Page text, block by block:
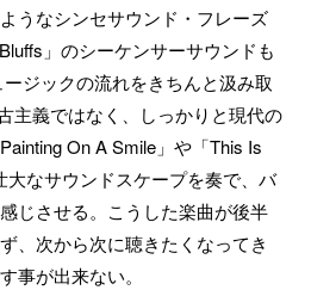
うなシンセサウンド・フレーズ
」のシーケンサーサウンドも
ジックの流れをきちんと汲み取
主義ではなく、しっかりと現代の
On A Smile」や「This Is
大なサウンドスケープを奏で、バ
じさせる。こうした楽曲が後半
、次から次に聴きたくなってき
事が出来ない。